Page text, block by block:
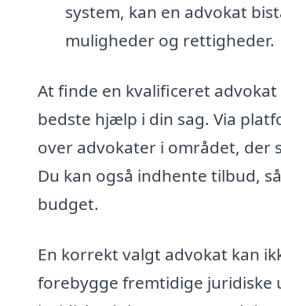
system, kan en advokat
muligheder og rettigheder.
At finde en kvalificeret
bedste hjælp i din sag. Via
over advokater i området, der
Du kan også indhente tilbud,
budget.
En korrekt valgt advokat kan
forebygge fremtidige juridiske